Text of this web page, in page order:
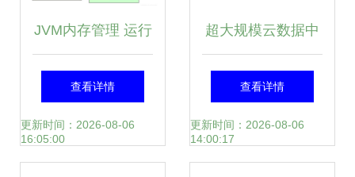
JVM内存管理 运行
时数据区域与数据
处理存储服务
查看详情
更新时间：2026-08-06
16:05:00
超大规模云数据中
心对存储的诉求 数
据处理与存储服务
查看详情
更新时间：2026-08-06
14:00:17